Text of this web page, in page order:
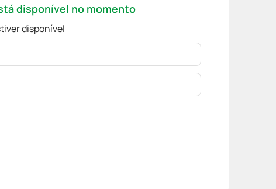
disponível no momento
disponível